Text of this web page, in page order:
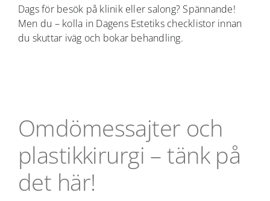
Dags för besök på klinik eller salong? Spännande!
Men du – kolla in Dagens Estetiks checklistor innan
du skuttar iväg och bokar behandling.
Omdömessajter och
plastikkirurgi – tänk på
det här!